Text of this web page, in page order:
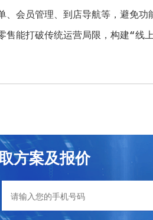
会员管理、到店导航等，避免
能打破传统运营局限，构建“线
方案及报价